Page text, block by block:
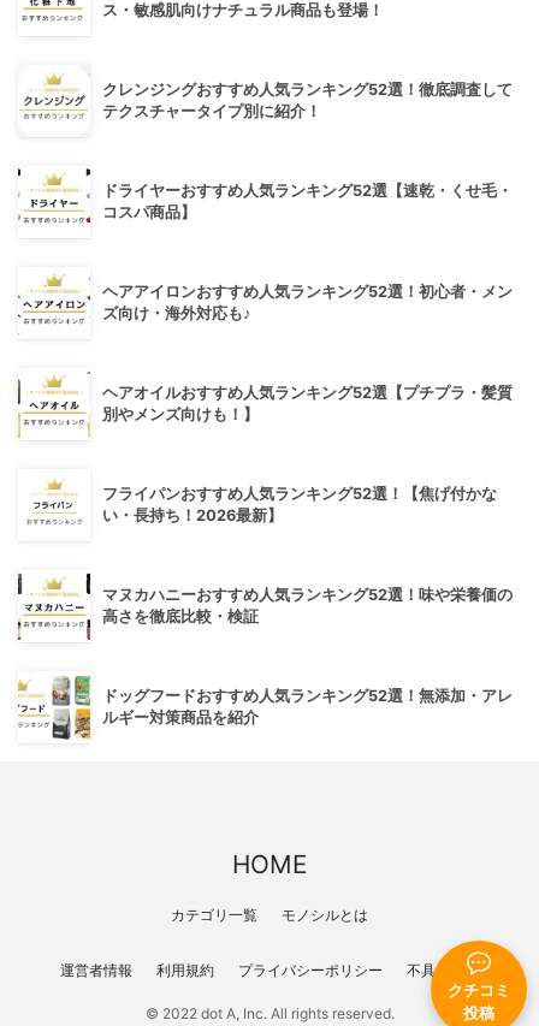
クチコミ
投稿
ス・敏感肌向けナチュラル商品も登場！
クレンジングおすすめ人気ランキング52選！徹底調査して
テクスチャータイプ別に紹介！
ドライヤーおすすめ人気ランキング52選【速乾・くせ毛・
コスパ商品】
ヘアアイロンおすすめ人気ランキング52選！初心者・メン
ズ向け・海外対応も♪
ヘアオイルおすすめ人気ランキング52選【プチプラ・髪質
別やメンズ向けも！】
フライパンおすすめ人気ランキング52選！【焦げ付かな
い・長持ち！2026最新】
マヌカハニーおすすめ人気ランキング52選！味や栄養価の
高さを徹底比較・検証
ドッグフードおすすめ人気ランキング52選！無添加・アレ
ルギー対策商品を紹介
HOME
カテゴリ一覧 モノシルとは
運営者情報 利用規約 プライバシーポリシー 不具合報告
© 2022 dot A, Inc. All rights reserved.